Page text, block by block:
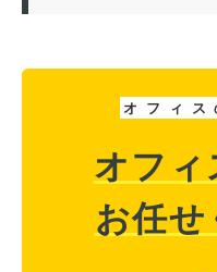
オ フ ィ ス
オフ
お任せ